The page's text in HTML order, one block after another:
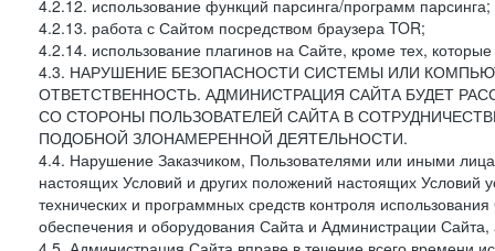
4.2.12. использование функций парсинга/программ парсинга;
4.2.13. работа с Сайтом посредством браузера TOR;
4.2.14. использование плагинов на Сайте, кроме тех,
4.3. НАРУШЕНИЕ БЕЗОПАСНОСТИ СИСТЕМЫ ИЛИ
ОТВЕТСТВЕННОСТЬ. АДМИНИСТРАЦИЯ САЙТА БУДЕТ
СО СТОРОНЫ ПОЛЬЗОВАТЕЛЕЙ САЙТА В
ПОДОБНОЙ ЗЛОНАМЕРЕННОЙ ДЕЯТЕЛЬНОСТИ.
4.4. Нарушение Заказчиком, Пользователями или иными
настоящих Условий и других положений настоящих Условий
технических и программных средств контроля
обеспечения и оборудования Сайта и Администрации